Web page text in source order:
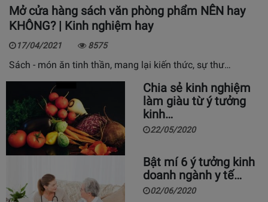
Mở cửa hàng sách văn phòng phẩm NÊN hay
KHÔNG? | Kinh nghiệm hay
17/04/2021 8575
Sách - món ăn tinh thần, mang lại kiến thức, sự thư…
Chia sẻ kinh nghiệm
làm giàu từ ý tưởng
kinh…
22/05/2020
Bật mí 6 ý tưởng kinh
doanh ngành y tế…
02/06/2020